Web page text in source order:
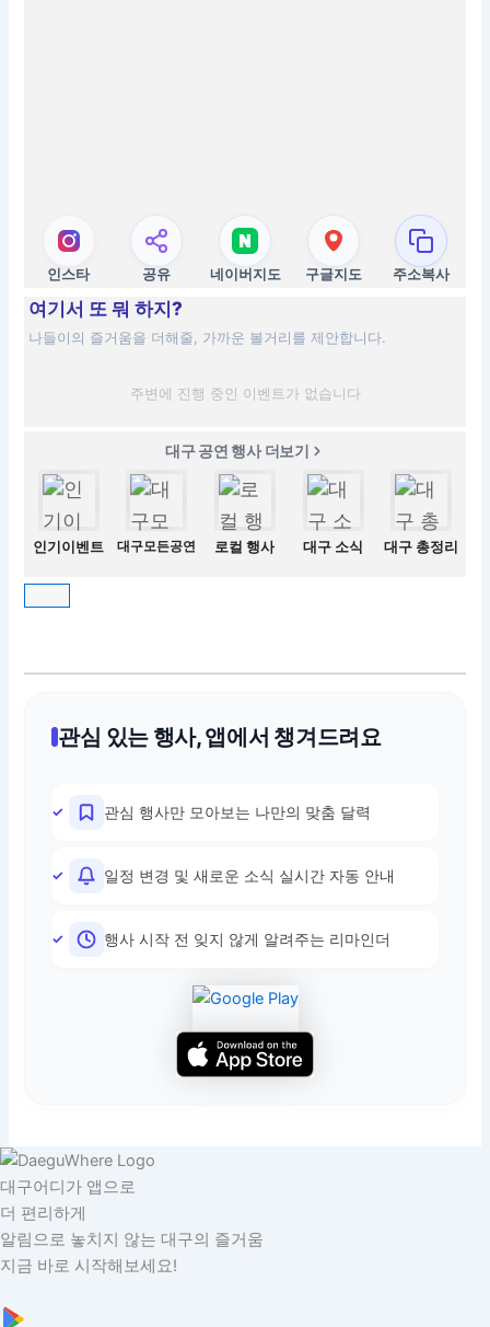
인스타 공유 네이버지도 구글지도 주소복사
여기서 또 뭐 하지?
나들이의 즐거움을 더해줄, 가까운 볼거리를 제안합니다.
주변에 진행 중인 이벤트가 없습니다
대구 공연 행사 더보기
인기이벤트 대구모든공연 로컬 행사 대구 소식 대구 총정리
관심 있는 행사, 앱에서 챙겨드려요
관심 행사만 모아보는 나만의 맞춤 달력
일정 변경 및 새로운 소식 실시간 자동 안내
행사 시작 전 잊지 않게 알려주는 리마인더
대구어디가 앱으로
더 편리하게
알림으로 놓치지 않는 대구의 즐거움
지금 바로 시작해보세요!